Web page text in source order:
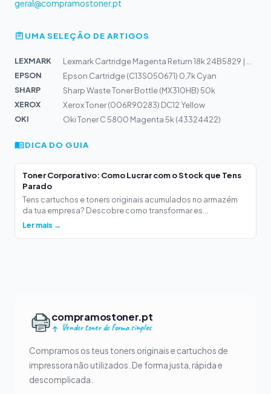
geral@compramostoner.pt
UMA SELEÇÃO DE ARTIGOS
LEXMARK
EPSON
Epson Cartridge (C13S050671) 0,7k Cyan
SHARP
Sharp Waste Toner Bottle (MX310HB) 50k
XEROX
Xerox Toner (006R90283) DC12 Yellow
OKI
Oki Toner C 5800 Magenta 5k (43324422)
DICA DO GUIA
Toner Corporativo: Como Lucrar com o Stock que Tens
Parado
Tens cartuchos e toners originais acumulados no armazém
da tua empresa? Descobre como transformar es...
Ler mais →
compramostoner.pt
Vender toner de forma simples
Compramos os teus toners originais e cartuchos de
impressora não utilizados. De forma justa, rápida e
descomplicada.